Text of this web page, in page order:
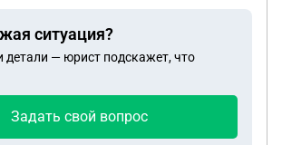
документ о том, что действительно
Тот же в свою очередь ничего не
сих пор, т. е. получается, что он
ситуация?
детали — юрист подскажет, что
Задать свой вопрос